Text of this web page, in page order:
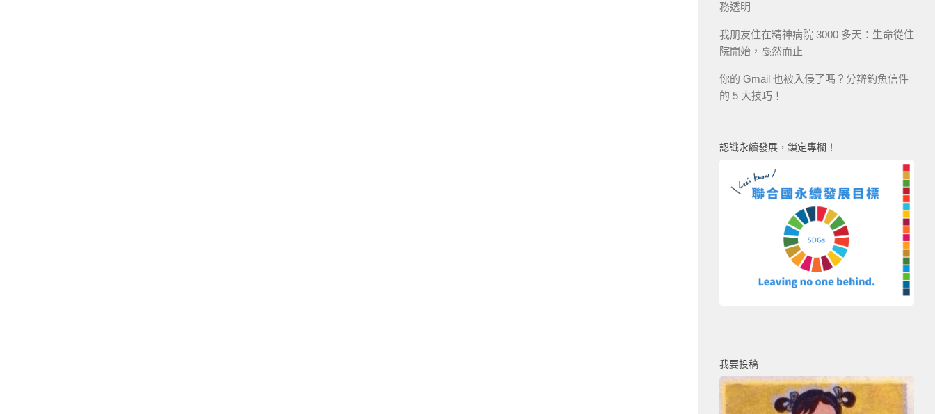
務透明
我朋友住在精神病院 3000 多天：生命從住
院開始，戞然而止
你的 Gmail 也被入侵了嗎？分辨釣魚信件
的 5 大技巧！
認識永續發展，鎖定專欄！
我要投稿